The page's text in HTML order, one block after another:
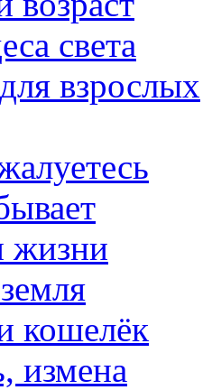
света
взрослых
жизни
кошелёк
измена